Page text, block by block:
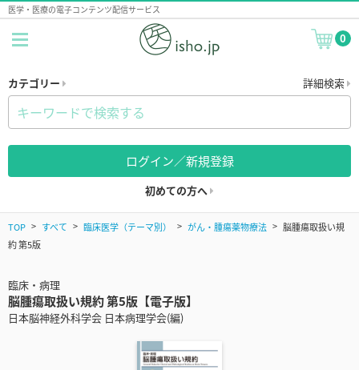
医学・医療の電子コンテンツ配信サービス
0
カテゴリー 詳細検索
ログイン／新規登録
初めての方へ
TOP すべて 臨床医学（テーマ別） がん・腫瘍薬物療法
脳腫瘍取扱い規
約 第5版
臨床・病理
脳腫瘍取扱い規約 第5版【電子版】
日本脳神経外科学会 日本病理学会(編)